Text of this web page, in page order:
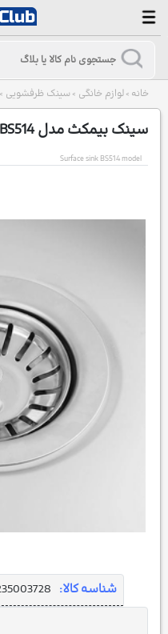
خانه > لوازم خانگی > سینک ظرفشویی >
سینک بیمکث مدل BS514 روکار
Surface sink BS514 model
شناسه کالا: